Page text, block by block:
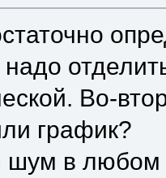
Во-
график?
в любом